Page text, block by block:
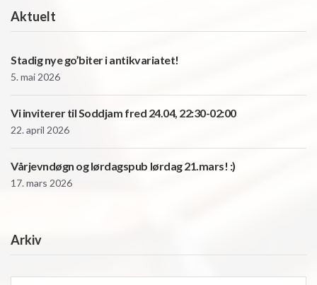
Aktuelt
Stadig nye go’biter i antikvariatet!
5. mai 2026
Vi inviterer til Soddjam fred 24.04, 22:30-02:00
22. april 2026
Vårjevndøgn og lørdagspub lørdag 21.mars! :)
17. mars 2026
Arkiv